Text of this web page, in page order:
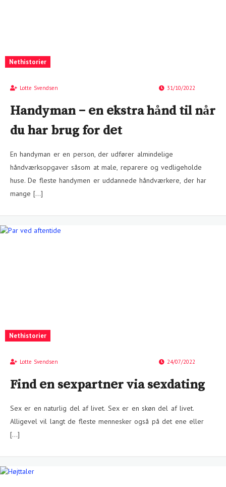
Nethistorier
Lotte Svendsen 31/10/2022
Handyman – en ekstra hånd til når
du har brug for det
En handyman er en person, der udfører almindelige
håndværksopgaver såsom at male, reparere og vedligeholde
huse. De fleste handymen er uddannede håndværkere, der har
mange […]
Nethistorier
Lotte Svendsen 24/07/2022
Find en sexpartner via sexdating
Sex er en naturlig del af livet. Sex er en skøn del af livet.
Alligevel vil langt de fleste mennesker også på det ene eller
[…]